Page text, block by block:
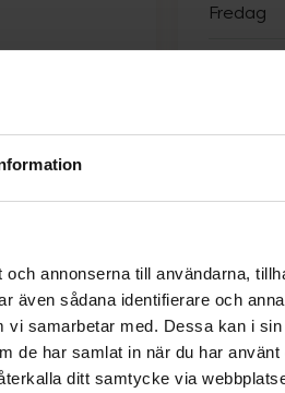
annonserna till användarna,
även sådana identifierare och
samarbetar med. Dessa kan i
de har samlat in när du har
ditt samtycke via
Fredag